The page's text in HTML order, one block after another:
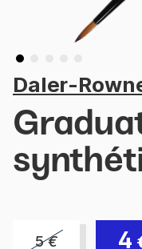
Daler-
5€ 4